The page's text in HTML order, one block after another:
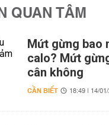
QUAN TÂM
Mứt gừng bao
calo? Mứt
cân không
CẦN BIẾT 18:49 | 14/